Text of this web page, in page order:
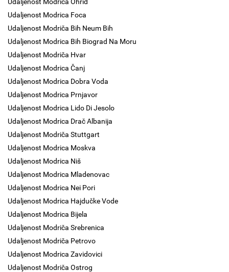
Udaljenost Modrica Foca
Udaljenost Modriča Bih Neum Bih
Udaljenost Modrica Bih Biograd Na Moru
Udaljenost Modriča Hvar
Udaljenost Modrica Čanj
Udaljenost Modrica Dobra Voda
Udaljenost Modrica Prnjavor
Udaljenost Modrica Lido Di Jesolo
Udaljenost Modrica Drač Albanija
Udaljenost Modriča Stuttgart
Udaljenost Modrica Moskva
Udaljenost Modrica Niš
Udaljenost Modrica Mladenovac
Udaljenost Modrica Nei Pori
Udaljenost Modrica Hajdučke Vode
Udaljenost Modrica Bijela
Udaljenost Modriča Srebrenica
Udaljenost Modriča Petrovo
Udaljenost Modrica Zavidovici
Udaljenost Modriča Ostrog